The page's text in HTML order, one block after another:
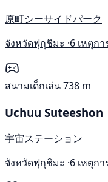
原町シーサイドパーク
จังหวัดฟุกุชิมะ ·6 เหตุก
สนามเด็กเล่น738 m
Uchuu Suteeshon
宇宙ステーション
จังหวัดฟุกุชิมะ ·6 เหตุก